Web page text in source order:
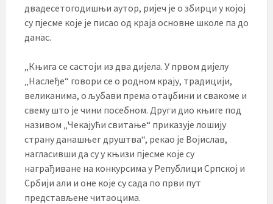
двадесетогодишњи аутор, ријеч је о збирци у којој
су пјесме које је писао од краја основне школе па до
данас.
„Књига се састоји из два дијела. У првом дијелу
„Наслеђе“ говори се о родном крају, традицији,
великанима, о љубави према отаџбини и свакоме и
свему што је чини посебном. Други дио књиге под
називом „Чекајући свитање“ приказује лошију
страну данашњег друштва“, рекао је Војислав,
нагласивши да су у књизи пјесме које су
награђиване на конкурсима у Републици Српској и
Србији али и оне које су сада по први пут
представљене читаоцима.